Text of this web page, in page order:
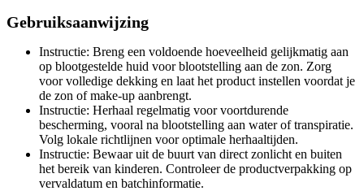
Gebruiksaanwijzing
Instructie: Breng een voldoende hoeveelheid gelijkmatig aan
op blootgestelde huid voor blootstelling aan de zon. Zorg
voor volledige dekking en laat het product instellen voordat je
de zon of make-up aanbrengt.
Instructie: Herhaal regelmatig voor voortdurende
bescherming, vooral na blootstelling aan water of transpiratie.
Volg lokale richtlijnen voor optimale herhaaltijden.
Instructie: Bewaar uit de buurt van direct zonlicht en buiten
het bereik van kinderen. Controleer de productverpakking op
vervaldatum en batchinformatie.